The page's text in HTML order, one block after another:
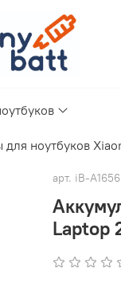
ноутбуков
арт. iB-A1656
Laptop